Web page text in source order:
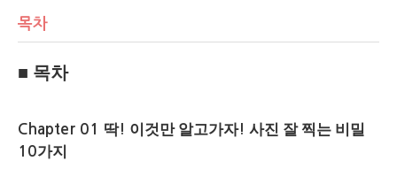
목차
■ 목차
Chapter 01 딱! 이것만 알고가자! 사진 잘 찍는 비밀
10가지